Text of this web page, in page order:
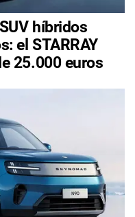
híbridos
el STARRAY
25.000 euros